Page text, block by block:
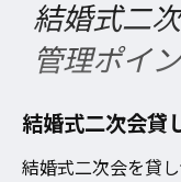
結婚式二
管理ポイ
結婚式二次会貸
結婚式二次会を貸